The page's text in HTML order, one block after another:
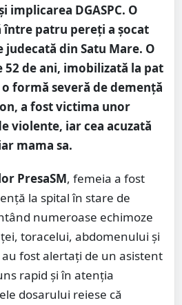
DGASPC. O
patru pereți a șocat
din Satu Mare. O
52 de ani, imobilizată la pat
formă severă de demență
a fost victima unor
violente, iar cea acuzată
mama sa.
PresaSM, femeia a fost
la spital în stare de
numeroase echimoze
toracelui, abdomenului și
fost alertați de un asistent
rapid și în atenția
dosarului reiese că